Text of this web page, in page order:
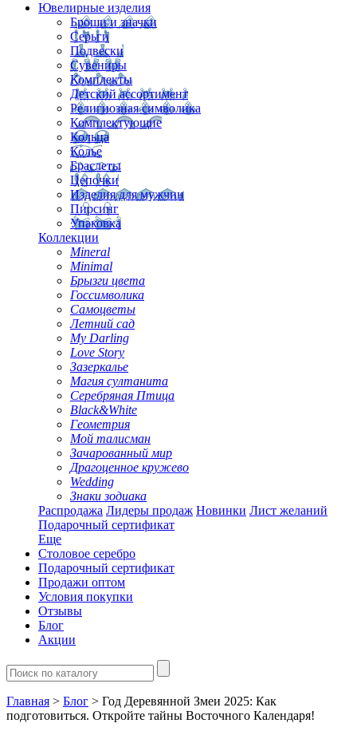
Ювелирные изделия
Броши и значки
Серьги
Подвески
Сувениры
Комплекты
Детский ассортимент
Религиозная символика
Комплектующие
Кольца
Колье
Браслеты
Цепочки
Изделия для мужчин
Пирсинг
Упаковка
Коллекции
Mineral
Minimal
Брызги цвета
Госсимволика
Самоцветы
Летний сад
My Darling
Love Story
Зазеркалье
Магия султанита
Серебряная Птица
Black&White
Геометрия
Мой талисман
Зачарованный мир
Драгоценное кружево
Wedding
Знаки зодиака
Распродажа Лидеры продаж Новинки Лист желаний
Подарочный сертификат
Еще
Столовое серебро
Подарочный сертификат
Продажи оптом
Условия покупки
Отзывы
Блог
Акции
Главная > Блог > Год Деревянной Змеи 2025: Как
подготовиться. Откройте тайны Восточного Календаря!